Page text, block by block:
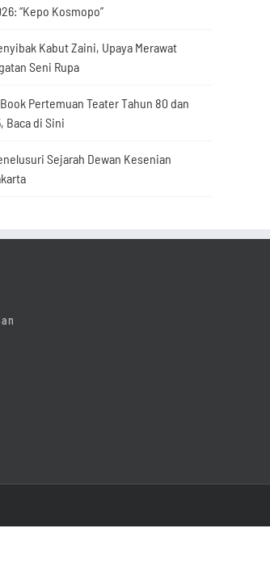
“Kepo Kosmopo”
Kabut Zaini, Upaya Merawat
Seni Rupa
Pertemuan Teater Tahun 80 dan
Baca di Sini
Sejarah Dewan Kesenian